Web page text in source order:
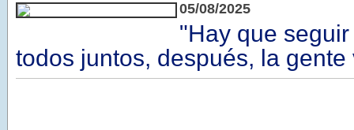
05/08/2025
"Hay que
todos juntos, después, la